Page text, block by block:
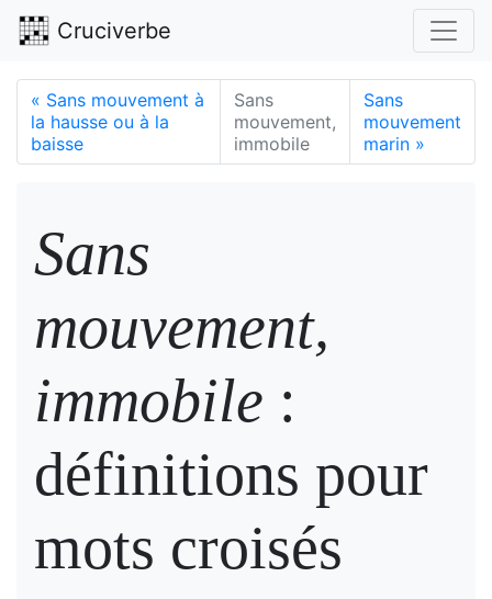
Cruciverbe
« Sans mouvement à
la hausse ou à la
baisse
Sans
mouvement,
immobile
Sans
mouvement
marin »
Sans
mouvement,
immobile :
définitions pour
mots croisés